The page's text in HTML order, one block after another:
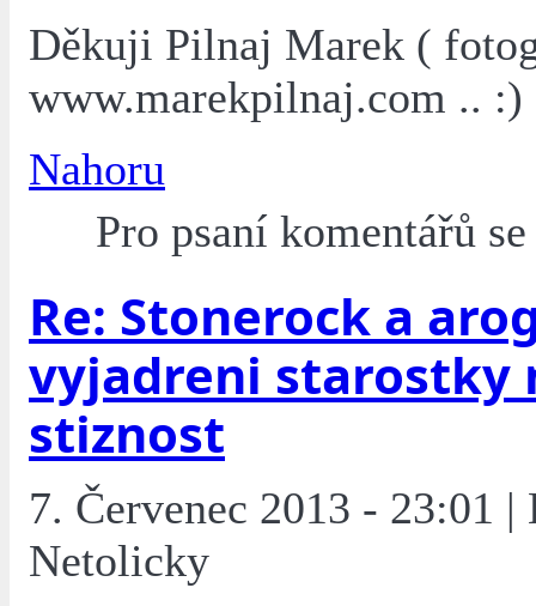
Děkuji Pilnaj Marek (
www.marekpilnaj.com .. :)
Nahoru
Pro psaní komentářů
Re: Stonerock a
vyjadreni starostky
stiznost
7. Červenec 2013 - 23:01 |
Netolicky